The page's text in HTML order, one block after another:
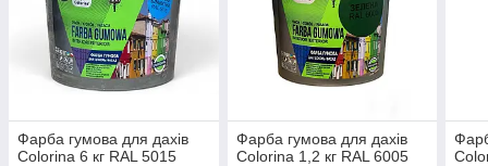
Фарба гумова для дахів
Colorina 6 кг RAL 5015
Фарба гумова для дахів
Colorina 1,2 кг RAL 6005